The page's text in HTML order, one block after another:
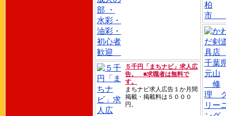
５千円「まちナビ」求人広
告。 ■求職者は無料で
す。
まちナビ求人広告１か月間
掲載・掲載料は５０００
円。